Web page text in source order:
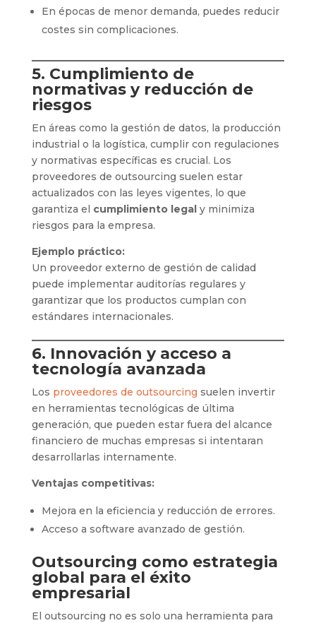
En épocas de menor demanda, puedes reducir
costes sin complicaciones.
5. Cumplimiento de
normativas y reducción de
riesgos
En áreas como la gestión de datos, la producción
industrial o la logística, cumplir con regulaciones
y normativas específicas es crucial. Los
proveedores de outsourcing suelen estar
actualizados con las leyes vigentes, lo que
garantiza el cumplimiento legaly minimiza
riesgos para la empresa.
Ejemplo práctico:
Un proveedor externo de gestión de calidad
puede implementar auditorías regulares y
garantizar que los productos cumplan con
estándares internacionales.
6. Innovación y acceso a
tecnología avanzada
Los proveedores de outsourcing suelen invertir
en herramientas tecnológicas de última
generación, que pueden estar fuera del alcance
financiero de muchas empresas si intentaran
desarrollarlas internamente.
Ventajas competitivas:
Mejora en la eficiencia y reducción de errores.
Acceso a software avanzado de gestión.
Outsourcing como estrategia
global para el éxito
empresarial
El outsourcing no es solo una herramienta para